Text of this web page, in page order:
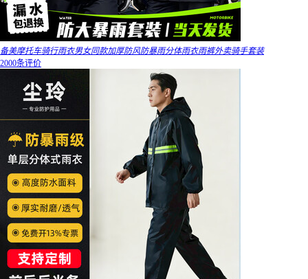
备美摩托车骑行雨衣男女同款加厚防风防暴雨分体雨衣雨裤外卖骑手套装
2000条评价